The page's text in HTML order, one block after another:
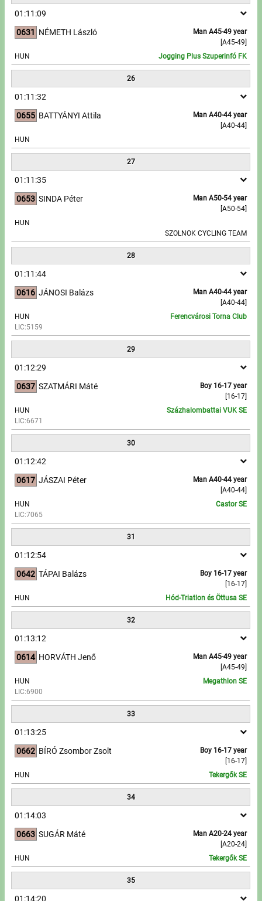
01:11:09
0631
Man A45-49 year
[A45-49]
NÉMETH László
HUN Jogging Plus Szuperinfó FK
26
01:11:32
0655
Man A40-44 year
[A40-44]
BATTYÁNYI Attila
HUN
27
01:11:35
0653
Man A50-54 year
[A50-54]
SINDA Péter
HUN
SZOLNOK CYCLING TEAM
28
01:11:44
0616
Man A40-44 year
[A40-44]
JÁNOSI Balázs
HUN
LIC:5159
Ferencvárosi Torna Club
29
01:12:29
0637
Boy 16-17 year
[16-17]
SZATMÁRI Máté
HUN
LIC:6671
Százhalombattai VUK SE
30
01:12:42
0617
Man A40-44 year
[A40-44]
JÁSZAI Péter
HUN
LIC:7065
Castor SE
31
01:12:54
0642
Boy 16-17 year
[16-17]
TÁPAI Balázs
HUN Hód-Triatlon és Öttusa SE
32
01:13:12
0614
Man A45-49 year
[A45-49]
HORVÁTH Jenő
HUN
LIC:6900
Megathlon SE
33
01:13:25
0662
Boy 16-17 year
[16-17]
BÍRÓ Zsombor Zsolt
HUN Tekergők SE
34
01:14:03
0663
Man A20-24 year
[A20-24]
SUGÁR Máté
HUN Tekergők SE
35
01:14:20